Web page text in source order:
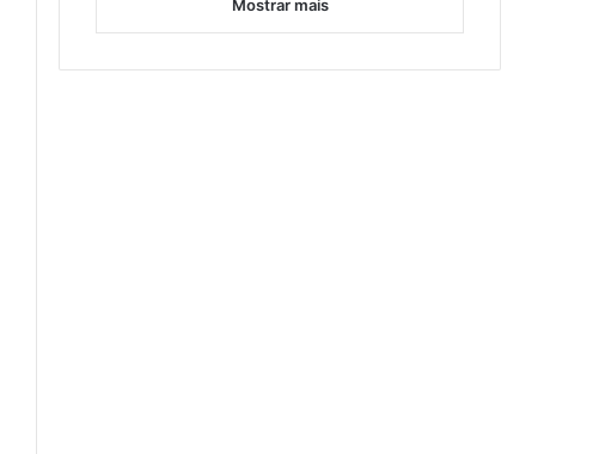
Mostrar mais